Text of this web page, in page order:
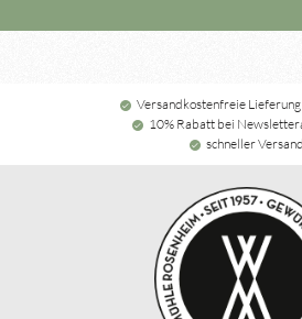
Versandkostenfreie
10% Rabatt bei
schneller Versand